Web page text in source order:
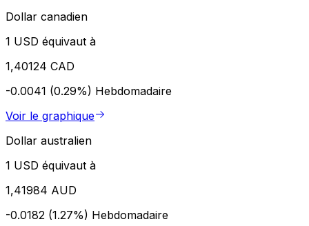
Dollar canadien
1 USD équivaut à
1,40124 CAD
-0.0041 (0.29%) Hebdomadaire
Voir le graphique
Dollar australien
1 USD équivaut à
1,41984 AUD
-0.0182 (1.27%) Hebdomadaire